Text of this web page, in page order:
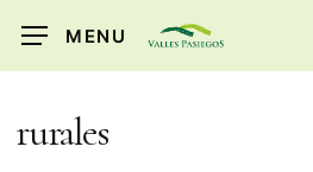
MENU
rurales